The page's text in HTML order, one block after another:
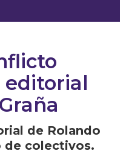
editorial
de Rolando
de colectivos.